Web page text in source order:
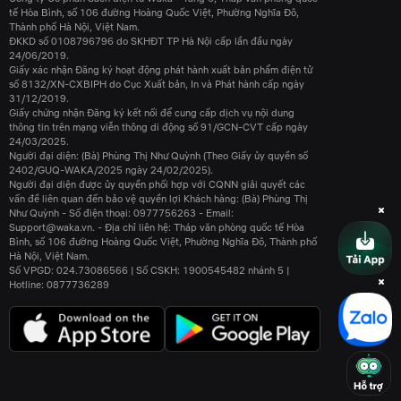
phải một lựa chọn trung tính. Vì vậy, cảm giác sắp mất cơ hội
đủ mạnh để thúc đẩy hành động ngay cả khi lý trí chưa có ý
kiến.”
“Chờ đến khi kiếm nhiều hơn để cảm thấy đủ sẽ không bao
giờ đến. Thứ cần thay đổi không phải thu nhập mà là điểm
tham chiếu.”
Thông tin xuất bản
Ngày xuất bản:
17/05/2026
Nhà xuất bản:
Đang cập nhật
tế Hòa Bình, số 106 đường Hoàng Quốc Việt, Phường Nghĩa Đô,
Thành phố Hà Nội, Việt Nam.
ĐKKD số 0108796796 do SKHĐT TP Hà Nội cấp lần đầu ngày
24/06/2019.
Giấy xác nhận Đăng ký hoạt động phát hành xuất bản phẩm điện tử
số 8132/XN-CXBIPH do Cục Xuất bản, In và Phát hành cấp ngày
31/12/2019.
Giấy chứng nhận Đăng ký kết nối để cung cấp dịch vụ nội dung
thông tin trên mạng viễn thông di động số 91/GCN-CVT cấp ngày
24/03/2025.
Người đại diện: (Bà) Phùng Thị Như Quỳnh (Theo Giấy ủy quyền số
2402/GUQ-WAKA/2025 ngày 24/02/2025).
Người đại diện được ủy quyền phối hợp với CQNN giải quyết các
vấn đề liên quan đến bảo vệ quyền lợi Khách hàng: (Bà) Phùng Thị
Như Quỳnh - Số điện thoại: 0977756263 - Email:
Support@waka.vn. - Địa chỉ liên hệ: Tháp văn phòng quốc tế Hòa
Bình, số 106 đường Hoàng Quốc Việt, Phường Nghĩa Đô, Thành phố
Hà Nội, Việt Nam.
Số VPGD: 024.73086566 | Số CSKH: 1900545482 nhánh 5 |
Hotline: 0877736289